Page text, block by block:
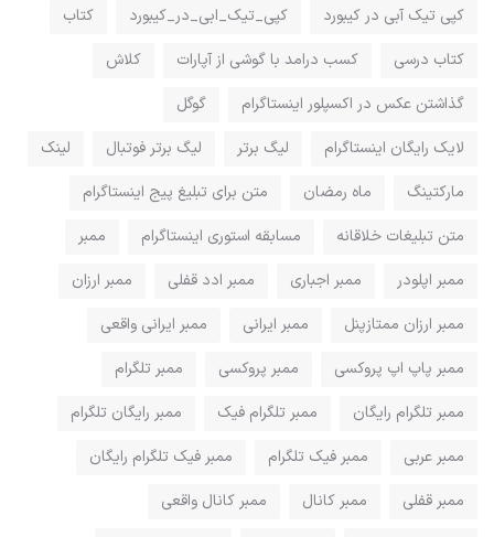
کپی تیک آبی در کیبورد
کپی_تیک_ابی_در_کیبورد
کتاب
کتاب درسی
کسب درامد با گوشی از آپارات
کلاش
گذاشتن عکس در اکسپلور اینستاگرام
گوگل
لایک رایگان اینستاگرام
لیگ برتر لیگ برتر فوتبال
لینک
مارکتینگ
ماه رمضان
متن برای تبلیغ پیج اینستاگرام
متن تبلیغات خلاقانه
مسابقه استوری اینستاگرام
ممبر
ممبر اپلودر
ممبر اجباری ممبر ادد قفلی
ممبر ارزان
ممبر ارزان ممتازپنل
ممبر ایرانی
ممبر ایرانی واقعی
ممبر پاپ اپ پروکسی
ممبر پروکسی
ممبر تلگرام
ممبر تلگرام رایگان
ممبر تلگرام فیک
ممبر رایگان تلگرام
ممبر عربی
ممبر فیک تلگرام
ممبر فیک تلگرام رایگان
ممبر قفلی
ممبر کانال
ممبر کانال واقعی